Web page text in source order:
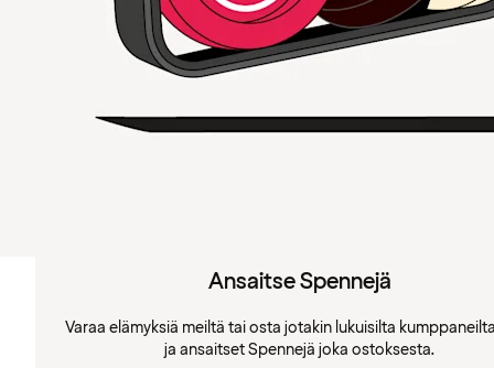
Ansaitse Spennejä
Varaa elämyksiä meiltä tai osta jotakin lukuisilta
ja ansaitset Spennejä joka ostoksesta.